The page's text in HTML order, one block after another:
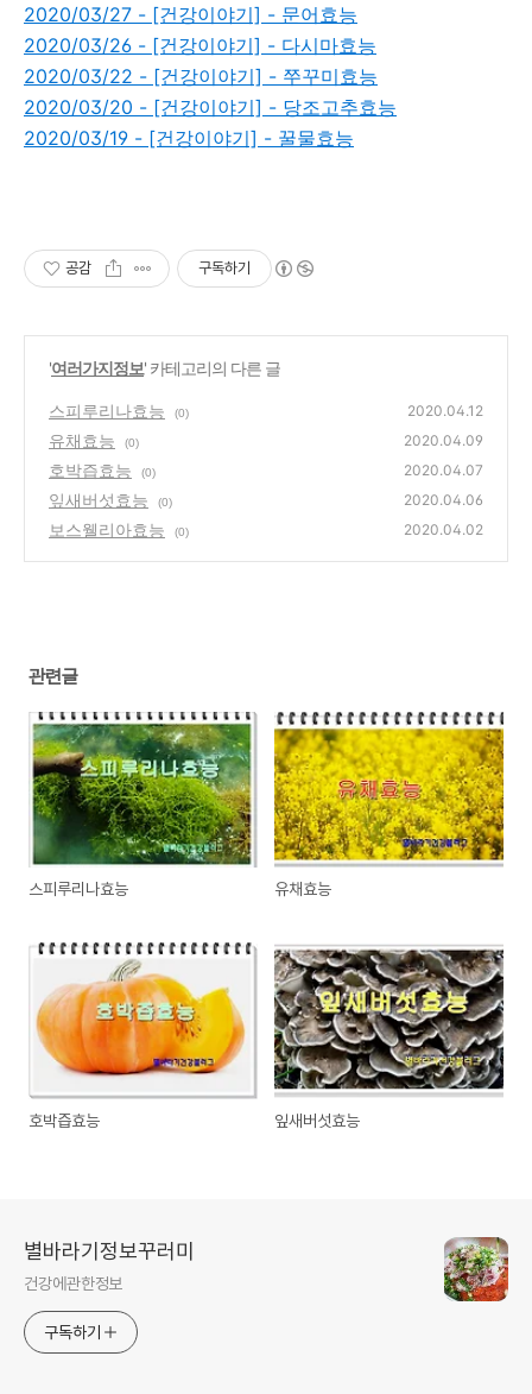
2020/03/27 - [건강이야기] - 문어효능
2020/03/26 - [건강이야기] - 다시마효능
2020/03/22 - [건강이야기] - 쭈꾸미효능
2020/03/20 - [건강이야기] - 당조고추효능
2020/03/19 - [건강이야기] - 꿀물효능
공감 구독하기
'여러가지정보' 카테고리의 다른 글
스피루리나효능 (0) 2020.04.12
유채효능 (0) 2020.04.09
호박즙효능 (0) 2020.04.07
잎새버섯효능 (0) 2020.04.06
보스웰리아효능 (0) 2020.04.02
관련글
스피루리나효능 유채효능
호박즙효능 잎새버섯효능
별바라기정보꾸러미
건강에관한정보
구독하기